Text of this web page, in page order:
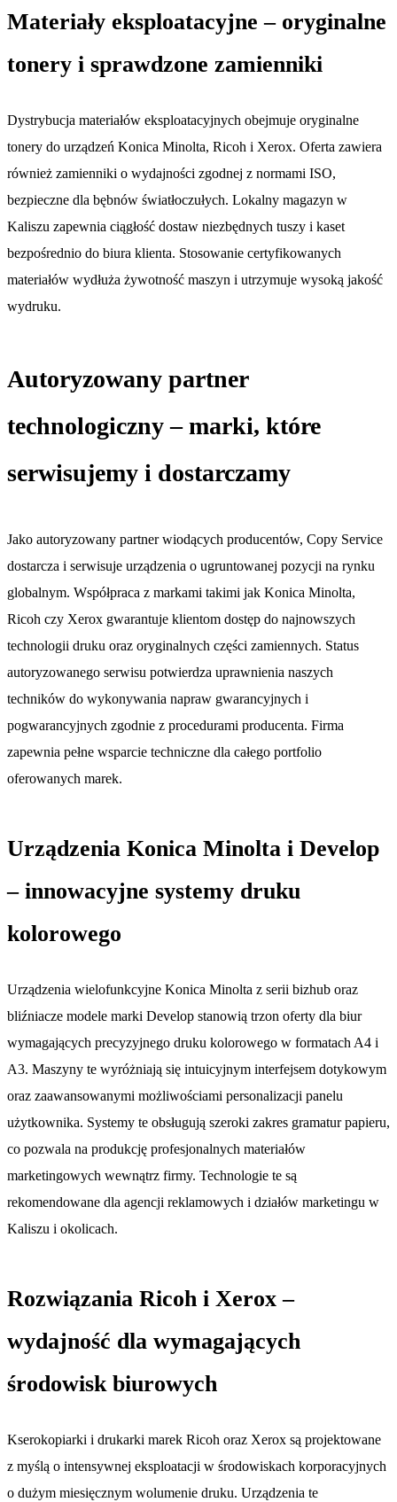
Materiały eksploatacyjne – oryginalne
tonery i sprawdzone zamienniki
Dystrybucja materiałów eksploatacyjnych obejmuje oryginalne
tonery do urządzeń Konica Minolta, Ricoh i Xerox. Oferta zawiera
również zamienniki o wydajności zgodnej z normami ISO,
bezpieczne dla bębnów światłoczułych. Lokalny magazyn w
Kaliszu zapewnia ciągłość dostaw niezbędnych tuszy i kaset
bezpośrednio do biura klienta. Stosowanie certyfikowanych
materiałów wydłuża żywotność maszyn i utrzymuje wysoką jakość
wydruku.
Autoryzowany partner
technologiczny – marki, które
serwisujemy i dostarczamy
Jako autoryzowany partner wiodących producentów, Copy Service
dostarcza i serwisuje urządzenia o ugruntowanej pozycji na rynku
globalnym. Współpraca z markami takimi jak Konica Minolta,
Ricoh czy Xerox gwarantuje klientom dostęp do najnowszych
technologii druku oraz oryginalnych części zamiennych. Status
autoryzowanego serwisu potwierdza uprawnienia naszych
techników do wykonywania napraw gwarancyjnych i
pogwarancyjnych zgodnie z procedurami producenta. Firma
zapewnia pełne wsparcie techniczne dla całego portfolio
oferowanych marek.
Urządzenia Konica Minolta i Develop
– innowacyjne systemy druku
kolorowego
Urządzenia wielofunkcyjne Konica Minolta z serii bizhub oraz
bliźniacze modele marki Develop stanowią trzon oferty dla biur
wymagających precyzyjnego druku kolorowego w formatach A4 i
A3. Maszyny te wyróżniają się intuicyjnym interfejsem dotykowym
oraz zaawansowanymi możliwościami personalizacji panelu
użytkownika. Systemy te obsługują szeroki zakres gramatur papieru,
co pozwala na produkcję profesjonalnych materiałów
marketingowych wewnątrz firmy. Technologie te są
rekomendowane dla agencji reklamowych i działów marketingu w
Kaliszu i okolicach.
Rozwiązania Ricoh i Xerox –
wydajność dla wymagających
środowisk biurowych
Kserokopiarki i drukarki marek Ricoh oraz Xerox są projektowane
z myślą o intensywnej eksploatacji w środowiskach korporacyjnych
o dużym miesięcznym wolumenie druku. Urządzenia te